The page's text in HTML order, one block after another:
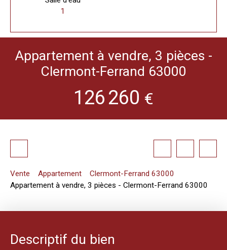
1
Appartement à vendre, 3 pièces -
Clermont-Ferrand 63000
126 260 €
Vente Appartement
Clermont-Ferrand 63000
Appartement à vendre, 3 pièces - Clermont-Ferrand 63000
Descriptif du bien